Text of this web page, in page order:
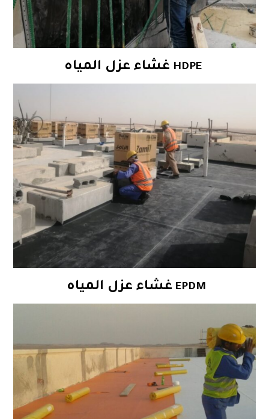
غشاء عزل المياه
EPDM غشاء عزل المياه